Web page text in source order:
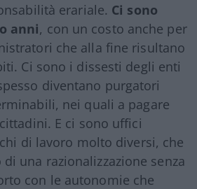
erariale. Ci sono
anni, con un costo anche per
che alla fine risultano
Ci sono i dissesti degli enti
diventano purgatori
nei quali a pagare
E ci sono uffici
di lavoro molto diversi, che
una razionalizzazione senza
con le autonomie che